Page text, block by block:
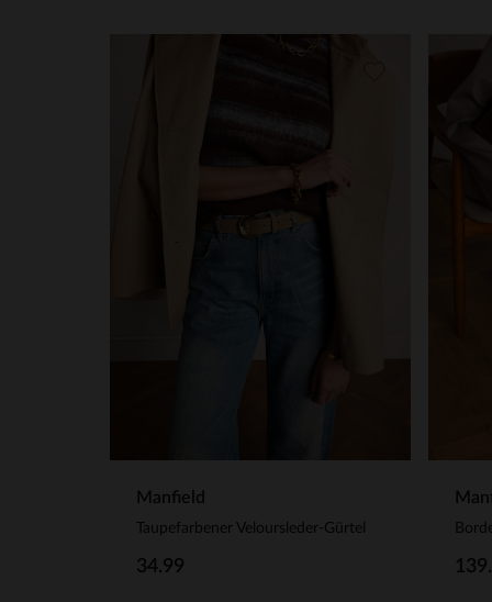
Manfield
Taupefarbener Veloursleder-Gürtel
34.99